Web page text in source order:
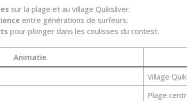
sur la plage et au village Quiksilver.
entre générations de surfeurs.
pour plonger dans les coulisses du contest.
Animatie
Village
Plage